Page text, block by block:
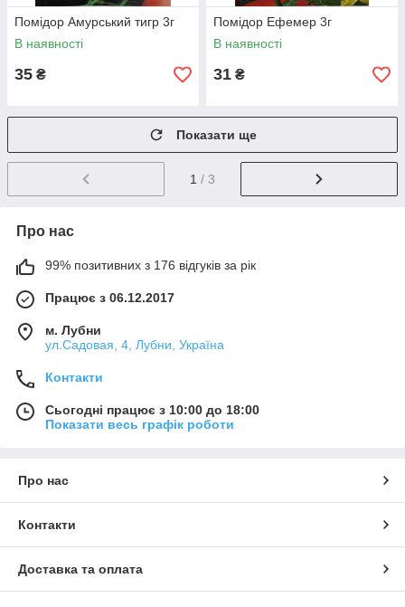
Помідор Амурський тигр 3г
В наявності
35 ₴
Помідор Ефемер 3г
В наявності
31 ₴
Показати ще
1 / 3
Про нас
99% позитивних з 176 відгуків за рік
Працює з 06.12.2017
м. Лубни
ул.Садовая, 4, Лубни, Україна
Контакти
Сьогодні працює з 10:00 до 18:00
Показати весь графік роботи
Про нас
Контакти
Доставка та оплата